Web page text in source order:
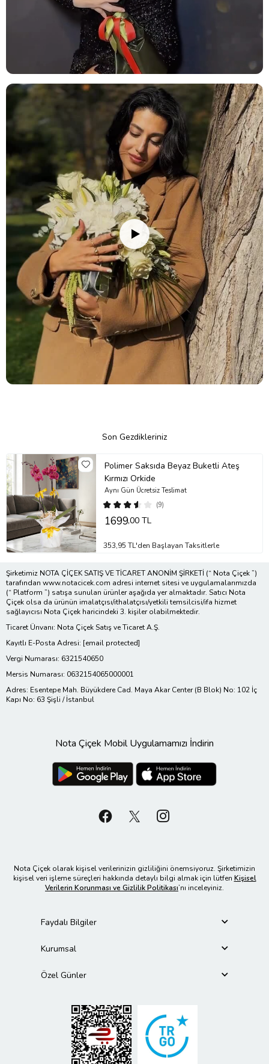
Son Gezdikleriniz
Polimer Saksıda Beyaz Buketli Ateş
Kırmızı Orkide
(9)
Aynı Gün Ücretsiz Teslimat
1699,00 TL
353,95 TL'den Başlayan Taksitlerle
Şirketimiz NOTA ÇİÇEK SATIŞ VE TİCARET ANONİM ŞİRKETİ (“ Nota Çiçek ”)
tarafından www.notacicek.com adresi internet sitesi ve uygulamalarımızda
(“ Platform ”) satışa sunulan ürünler aşağıda yer almaktadır. Satıcı Nota
Çiçek olsa da ürünün imalatçısı/ithalatçısı/yetkili temsilcisi/ifa hizmet
sağlayıcısı Nota Çiçek haricindeki 3. kişiler olabilmektedir.
Ticaret Ünvanı: Nota Çiçek Satış ve Ticaret A.Ş.
Kayıtlı E-Posta Adresi: [email protected]
Vergi Numarası: 6321540650
Mersis Numarası: 0632154065000001
Adres: Esentepe Mah. Büyükdere Cad. Maya Akar Center (B Blok) No: 102 İç
Kapı No: 63 Şişli / İstanbul
Nota Çiçek Mobil Uygulamamızı İndirin
Nota Çiçek olarak kişisel verilerinizin gizliliğini önemsiyoruz. Şirketimizin
kişisel veri işleme süreçleri hakkında detaylı bilgi almak için lütfen Kişisel
Verilerin Korunması ve Gizlilik Politikası’nı inceleyiniz.
Faydalı Bilgiler
Kurumsal
Özel Günler